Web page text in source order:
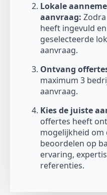
Lokale
aanvraag:
heeft ingevuld
geselecteerde
aanvraag.
Ontvang
maximum 3
aanvraag.
Kies de juiste
offertes heeft
mogelijkheid om
beoordelen op
ervaring,
referenties.